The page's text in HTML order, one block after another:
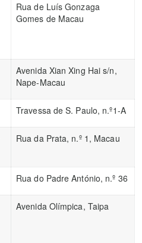
Rua de Luís Gonzaga
Gomes de Macau
Avenida Xian Xing Hai s/n,
Nape-Macau
Travessa de S. Paulo, n.º1-A
Rua da Prata, n.º 1, Macau
Rua do Padre António, n.º 36
Avenida Olímpica, Taipa